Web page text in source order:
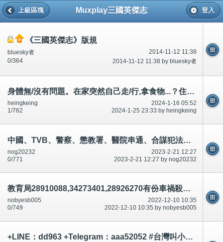
Muxplay三國英傑志
上級區塊 登入
《三國英傑志》版規
2014-11-12 11:38
bluesky者
2014-11-12 11:38 by bluesky者
0/364
身體無/沒有問題。在家突然自己走/行,拿食物...？住老人院？
2024-1-16 05:52
heingkeing
2024-1-25 23:33 by heingkeing
1/762
中國、TVB、警察、懲教署、醫院串通、合謀犯法犯罪。坐牢坐監/懲教署,需要釋放罪犯犯人,放人～公開
2023-2-21 12:27
nog20232
2023-2-21 12:27 by nog20232
0/771
教育局28910088,34273401,28926270有份車禍殺人.串通,合謀,論壇/討論區有講有說
2022-12-10 10:35
nobyesb005
2022-12-10 10:35 by nobyesb005
0/749
+LINE：dd963 +Telegram：aaa52052 #台灣叫小姐 #台中叫小姐 #台北叫小姐 #高雄叫小姐 #新竹叫小姐 #台南叫小姐 #彰化叫小